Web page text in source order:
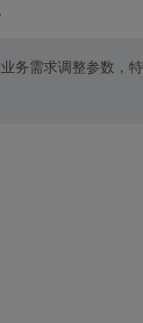
务需求调整参数，